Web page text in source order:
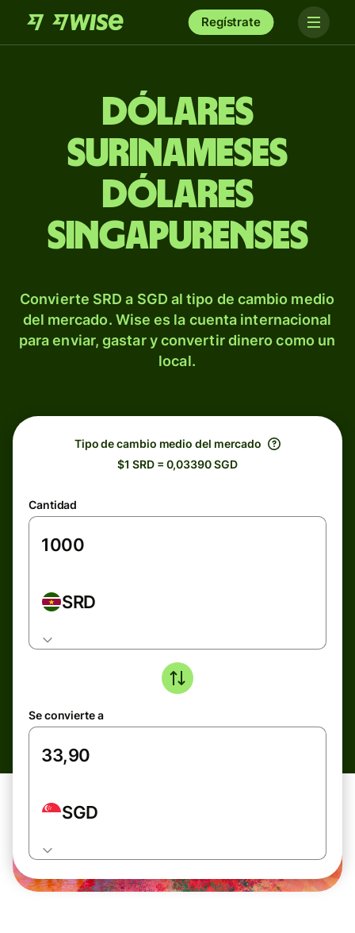
Regístrate
Dólares
surinameses
dólares
singapurenses
Convierte SRD a SGD al tipo de cambio medio
del mercado. Wise es la cuenta internacional
para enviar, gastar y convertir dinero como un
local.
Tipo de cambio medio del mercado
$1 SRD = 0,03390 SGD
Cantidad
SRD
Se convierte a
SGD